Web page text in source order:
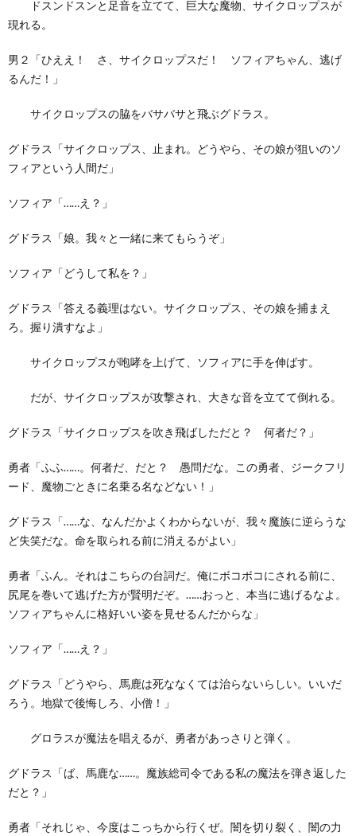
ドスンドスンと足音を立てて、巨大な魔物、サイクロップスが
現れる。
男２「ひええ！ さ、サイクロップスだ！ ソフィアちゃん、逃げ
るんだ！」
サイクロップスの脇をバサバサと飛ぶグドラス。
グドラス「サイクロップス、止まれ。どうやら、その娘が狙いのソ
フィアという人間だ」
ソフィア「……え？」
グドラス「娘。我々と一緒に来てもらうぞ」
ソフィア「どうして私を？」
グドラス「答える義理はない。サイクロップス、その娘を捕まえ
ろ。握り潰すなよ」
サイクロップスが咆哮を上げて、ソフィアに手を伸ばす。
だが、サイクロップスが攻撃され、大きな音を立てて倒れる。
グドラス「サイクロップスを吹き飛ばしただと？ 何者だ？」
勇者「ふふ……。何者だ、だと？ 愚問だな。この勇者、ジークフリ
ード、魔物ごときに名乗る名などない！」
グドラス「……な、なんだかよくわからないが、我々魔族に逆らうな
ど失笑だな。命を取られる前に消えるがよい」
勇者「ふん。それはこちらの台詞だ。俺にボコボコにされる前に、
尻尾を巻いて逃げた方が賢明だぞ。……おっと、本当に逃げるなよ。
ソフィアちゃんに格好いい姿を見せるんだからな」
ソフィア「……え？」
グドラス「どうやら、馬鹿は死ななくては治らないらしい。いいだ
ろう。地獄で後悔しろ、小僧！」
グロラスが魔法を唱えるが、勇者があっさりと弾く。
グドラス「ば、馬鹿な……。魔族総司令である私の魔法を弾き返した
だと？」
勇者「それじゃ、今度はこっちから行くぜ。闇を切り裂く、闇の力